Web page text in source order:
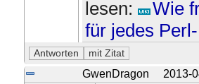
lesen:
Wie
für jedes
GwenDragon 2013-